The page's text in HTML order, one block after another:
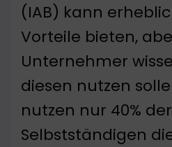
(IAB) kann
Vorteile bieten,
Unternehmer
diesen nutzen
nutzen nur 40% der
Selbstständigen